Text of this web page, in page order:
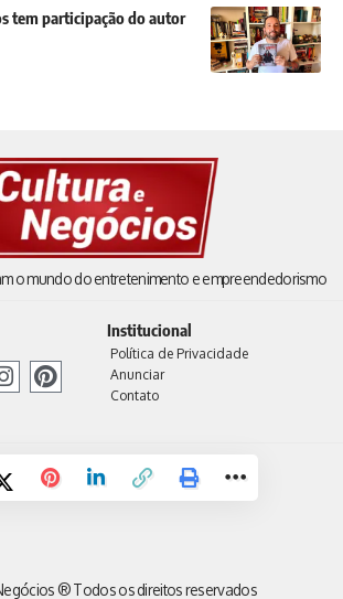
tem participação do autor
o mundo do entretenimento e empreendedorismo
Institucional
Política de Privacidade
Anunciar
Contato
® Todos os direitos reservados